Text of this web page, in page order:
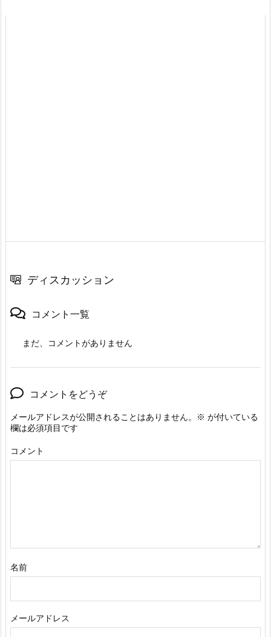
ディスカッション
コメント一覧
まだ、コメントがありません
コメントをどうぞ
メールアドレスが公開されることはありません。 ※ が付いている
欄は必須項目です
コメント
名前
メールアドレス